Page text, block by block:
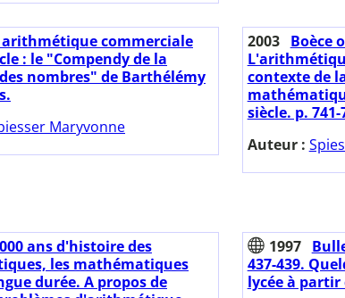
arithmétique commerciale
: le "Compendy de la
nombres" de Barthélémy
Maryvonne
2003
Boèce
contexte de
siècle. p. 741-
Auteur :
ans d'histoire des
les mathématiques
durée. A propos de
1997
437-439.
lycée à partir